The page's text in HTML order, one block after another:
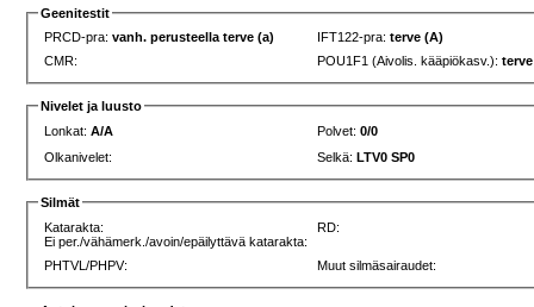
Geenitestit
PRCD-pra:vanh. perusteella terve (a) IFT122-pra:terve (A)
CMR:
POU1F1 (Aivolis. kääpiökasv.):
Nivelet ja luusto
Lonkat:A/A Polvet:0/0
Olkanivelet:
Selkä:LTV0 SP0
Silmät
Katarakta:
Ei per./vähämerk./avoin/epäilyttävä katarakta:
RD:
PHTVL/PHPV: Muut silmäsairaudet: